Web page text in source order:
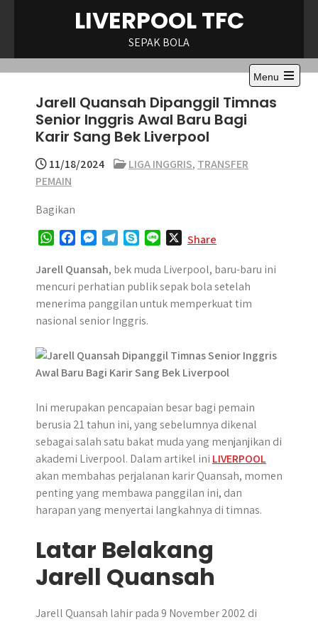
LIVERPOOL TFC
SEPAK BOLA
Menu
Open
the
main
Jarell Quansah Dipanggil Timnas
Senior Inggris Awal Baru Bagi
Karir Sang Bek Liverpool
11/18/2024 LIGA INGGRIS, TRANSFER
PEMAIN
Bagikan
W
a
t
s
A
c
e
b
o
s
s
e
n
r
l
e
g
r
a
y
p
e
n
e
Share
Jarell Quansah, bek muda Liverpool, baru-baru ini
mencuri perhatian publik sepak bola setelah
menerima panggilan untuk memperkuat tim
nasional senior Inggris.
Ini merupakan pencapaian besar bagi pemain
berusia 21 tahun ini, yang sebelumnya dikenal
sebagai salah satu bakat muda yang menjanjikan di
akademi Liverpool. Dalam artikel ini LIVERPOOL
akan membahas perjalanan karir Quansah, momen
penting yang membawa panggilan ini, dan
harapan yang menyertai langkahnya di timnas.
Latar Belakang
Jarell Quansah
Jarell Quansah lahir pada 9 November 2002 di